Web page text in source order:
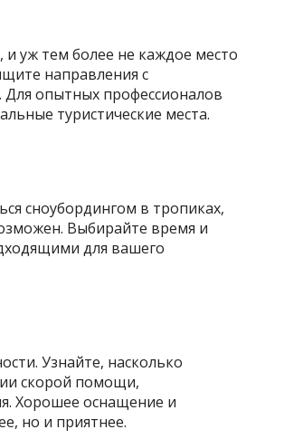
уж тем более не каждое место
направления с
опытных профессионалов
туристические места.
сноубордингом в тропиках,
Выбирайте время и
для вашего
Узнайте, насколько
скорой помощи,
Хорошее оснащение и
но и приятнее.